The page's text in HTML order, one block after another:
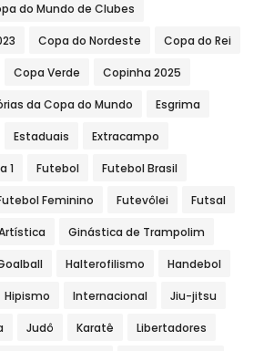
do Mundo de Clubes
Copa do Nordeste Copa do Rei
Copa Verde Copinha 2025
da Copa do Mundo Esgrima
Estaduais Extracampo
1 Futebol Futebol Brasil
Feminino Futevôlei Futsal
Ginástica de Trampolim
Halterofilismo Handebol
Hipismo Internacional Jiu-jitsu
Judô Karatê Libertadores